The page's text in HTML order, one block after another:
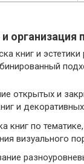
организация
книг и эстетики
открытых и
и
книг по
визуального